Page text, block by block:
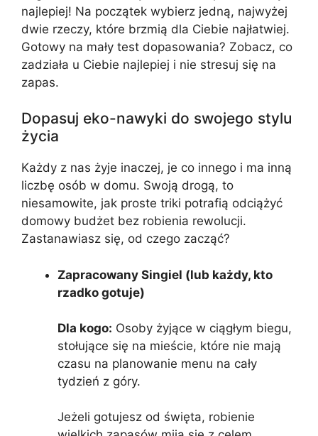
najlepiej! Na początek wybierz jedną, najwyżej
dwie rzeczy, które brzmią dla Ciebie najłatwiej.
Gotowy na mały test dopasowania? Zobacz, co
zadziała u Ciebie najlepiej i nie stresuj się na
zapas.
Dopasuj eko-nawyki do swojego stylu
życia
Każdy z nas żyje inaczej, je co innego i ma inną
liczbę osób w domu. Swoją drogą, to
niesamowite, jak proste triki potrafią odciążyć
domowy budżet bez robienia rewolucji.
Zastanawiasz się, od czego zacząć?
Zapracowany Singiel (lub każdy, kto
rzadko gotuje)
Dla kogo: Osoby żyjące w ciągłym biegu,
stołujące się na mieście, które nie mają
czasu na planowanie menu na cały
tydzień z góry.
Jeżeli gotujesz od święta, robienie